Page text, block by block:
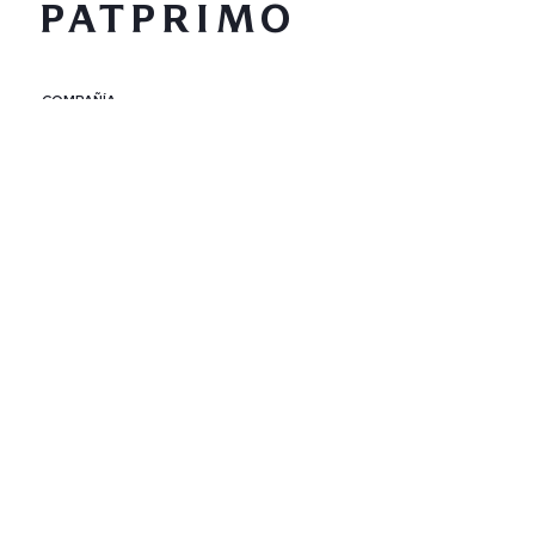
COMPAÑÍA